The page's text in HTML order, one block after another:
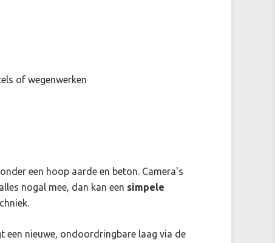
of wegenwerken
een hoop aarde en beton. Camera's
nogal mee, dan kan een simpele
een nieuwe, ondoordringbare laag via de